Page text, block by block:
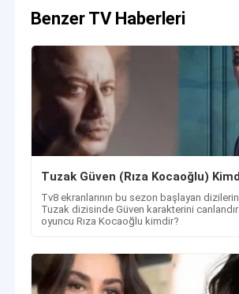
Benzer TV Haberleri
Tuzak Güven (Rıza Kocaoğlu)
Tv8 ekranlarının bu sezon başlayan
Tuzak dizisinde Güven karakterini
oyuncu Rıza Kocaoğlu kimdir?